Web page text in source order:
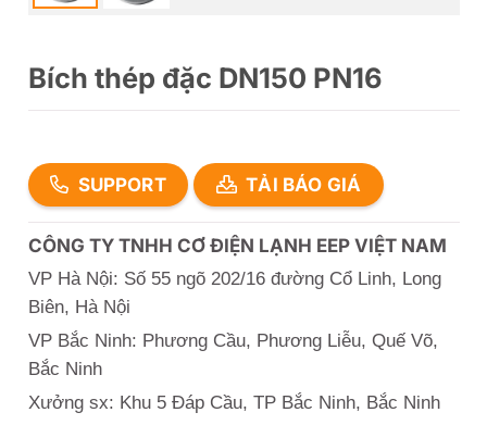
Bích thép đặc DN150 PN16
SUPPORT TẢI BÁO GIÁ
CÔNG TY TNHH CƠ ĐIỆN LẠNH EEP VIỆT NAM
VP Hà Nội: Số 55 ngõ 202/16 đường Cổ Linh, Long
Biên, Hà Nội
VP Bắc Ninh: Phương Cầu, Phương Liễu, Quế Võ,
Bắc Ninh
Xưởng sx: Khu 5 Đáp Cầu, TP Bắc Ninh, Bắc Ninh